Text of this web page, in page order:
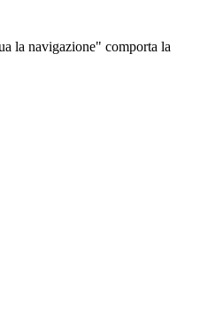
la navigazione" comporta la